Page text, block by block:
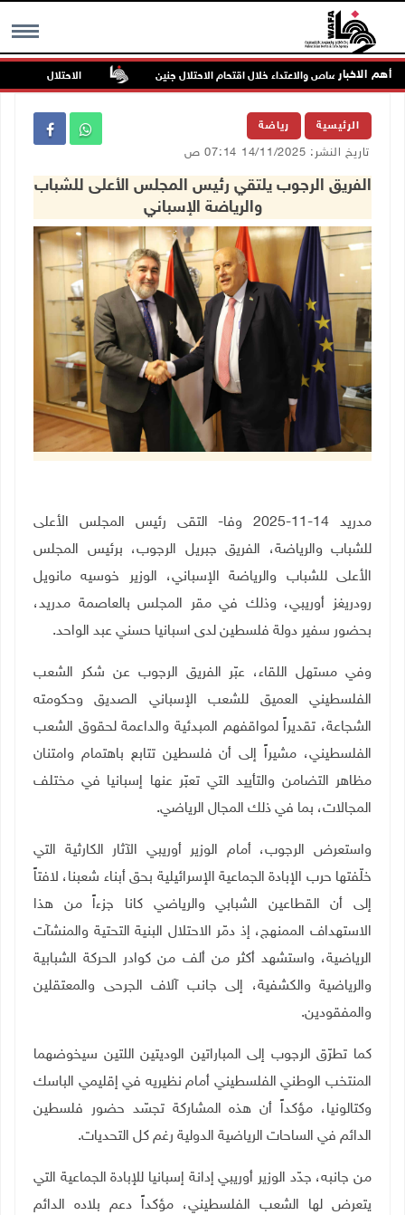
MENU أهم الاخبار
بالرصاص والاعتداء خلال اقتحام الاحتلال جنين الاحتلال يخطر
الرئيسية رياضة
تاريخ النشر: 14/11/2025 07:14 ص
الفريق الرجوب يلتقي رئيس المجلس الأعلى للشباب
والرياضة الإسباني
مدريد 14-11-2025 وفا- التقى رئيس المجلس الأعلى
للشباب والرياضة، الفريق جبريل الرجوب، برئيس المجلس
الأعلى للشباب والرياضة الإسباني، الوزير خوسيه مانويل
رودريغز أوريبي، وذلك في مقر المجلس بالعاصمة مدريد،
بحضور سفير دولة فلسطين لدى اسبانيا حسني عبد الواحد.
وفي مستهل اللقاء، عبّر الفريق الرجوب عن شكر الشعب
الفلسطيني العميق للشعب الإسباني الصديق وحكومته
الشجاعة، تقديراً لمواقفهم المبدئية والداعمة لحقوق الشعب
الفلسطيني، مشيراً إلى أن فلسطين تتابع باهتمام وامتنان
مظاهر التضامن والتأييد التي تعبّر عنها إسبانيا في مختلف
المجالات، بما في ذلك المجال الرياضي.
واستعرض الرجوب، أمام الوزير أوريبي الآثار الكارثية التي
خلّفتها حرب الإبادة الجماعية الإسرائيلية بحق أبناء شعبنا، لافتاً
إلى أن القطاعين الشبابي والرياضي كانا جزءاً من هذا
الاستهداف الممنهج، إذ دمّر الاحتلال البنية التحتية والمنشآت
الرياضية، واستشهد أكثر من ألف من كوادر الحركة الشبابية
والرياضية والكشفية، إلى جانب آلاف الجرحى والمعتقلين
والمفقودين.
كما تطرّق الرجوب إلى المباراتين الوديتين اللتين سيخوضهما
المنتخب الوطني الفلسطيني أمام نظيريه في إقليمي الباسك
وكتالونيا، مؤكداً أن هذه المشاركة تجسّد حضور فلسطين
الدائم في الساحات الرياضية الدولية رغم كل التحديات.
من جانبه، جدّد الوزير أوريبي إدانة إسبانيا للإبادة الجماعية التي
يتعرض لها الشعب الفلسطيني، مؤكداً دعم بلاده الدائم